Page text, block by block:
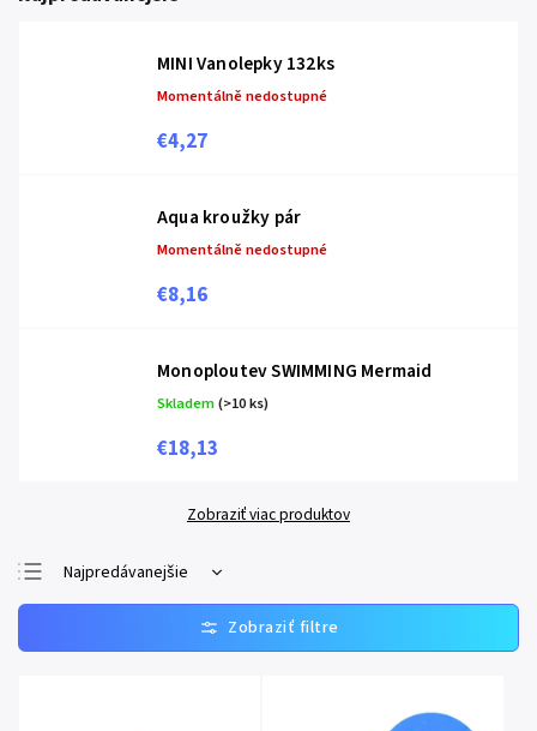
MINI Vanolepky 132ks
Momentálně nedostupné
€4,27
Aqua kroužky pár
Momentálně nedostupné
€8,16
Monoploutev SWIMMING Mermaid
Skladem(>10 ks)
€18,13
Zobraziť viac produktov
Najpredávanejšie
Najlacnejšie
Najdrahšie